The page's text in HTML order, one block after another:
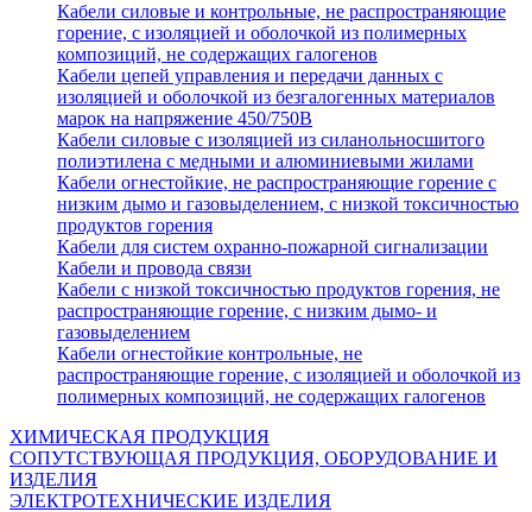
Кабели силовые и контрольные, не распространяющие
горение, с изоляцией и оболочкой из полимерных
композиций, не содержащих галогенов
Кабели цепей управления и передачи данных с
изоляцией и оболочкой из безгалогенных материалов
марок на напряжение 450/750В
Кабели силовые с изоляцией из силанольносшитого
полиэтилена с медными и алюминиевыми жилами
Кабели огнестойкие, не распространяющие горение с
низким дымо и газовыделением, с низкой токсичностью
продуктов горения
Кабели для систем охранно-пожарной сигнализации
Кабели и провода связи
Кабели с низкой токсичностью продуктов горения, не
распространяющие горение, с низким дымо- и
газовыделением
Кабели огнестойкие контрольные, не
распространяющие горение, с изоляцией и оболочкой из
полимерных композиций, не содержащих галогенов
ХИМИЧЕСКАЯ ПРОДУКЦИЯ
СОПУТСТВУЮЩАЯ ПРОДУКЦИЯ, ОБОРУДОВАНИЕ И
ИЗДЕЛИЯ
ЭЛЕКТРОТЕХНИЧЕСКИЕ ИЗДЕЛИЯ